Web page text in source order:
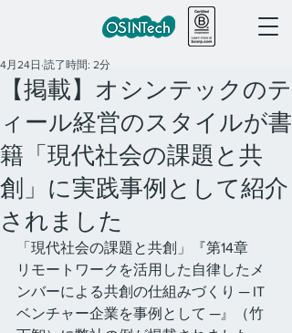
【掲載】オシンテックのテ
ィール経営のスタイルが書
籍「現代社会の課題と共
創」に実践事例として紹介
されました
4月24日 読了時間: 2分
「現代社会の課題と共創」『第14章
リモートワークを活用した自律したメ
ンバーによる共創の仕組みづくり ─ IT
ベンチャー企業を事例として ─』（竹